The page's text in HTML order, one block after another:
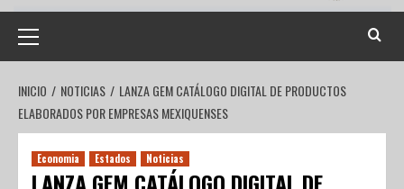
INICIO NOTICIAS
LANZA GEM CATÁLOGO DIGITAL DE PRODUCTOS
ELABORADOS POR EMPRESAS MEXIQUENSES
Economia Estados Noticias